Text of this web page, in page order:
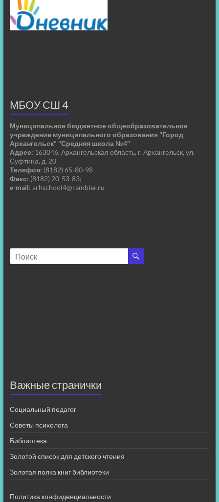
МБОУ СШ 4
Муниципальное бюджетное общеобразовательное
учреждение муниципального образования "Город
Архангельск" "Средняя школа №4"
Адрес: 163046, Архангельская область, г. Архангельск, ул.
Суфтина, д. 20
Телефон: (8182) 65-80-98
Факс: (8182) 20-53-83;
e-mail: arhschool4@rambler.ru
Важные странички
Социальный педагог
Советы психолога
Библиотека
Золотой список для детского чтения
Золотая полка книг библиотеки
Политика конфиденциальности